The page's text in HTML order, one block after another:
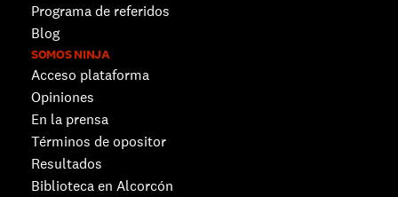
Programa de referidos
Blog
SOMOS NINJA
Acceso plataforma
Opiniones
En la prensa
Términos de opositor
Resultados
Biblioteca en Alcorcón